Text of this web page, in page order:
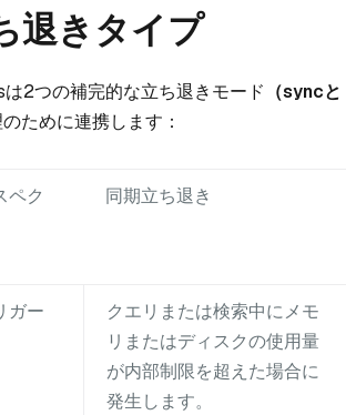
退きタイプ
2つの補完的な立ち退きモード （syncと
ために連携します：
ペク
同期立ち退き
ガー
クエリまたは検索中にメモ
リまたはディスクの使用量
が内部制限を超えた場合に
発生します。